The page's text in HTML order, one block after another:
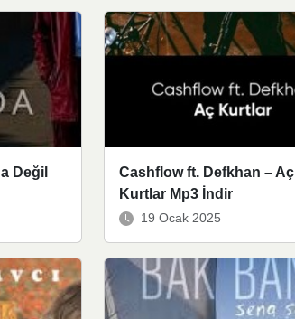
Değil
Cashflow ft. Defkhan – Aç
Kurtlar Mp3 İndir
19 Ocak 2025